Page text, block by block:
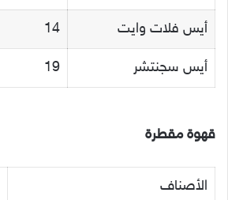
أيس فلات وايت 14
أيس سجنتشر 19
قهوة مقطرة
الأصناف